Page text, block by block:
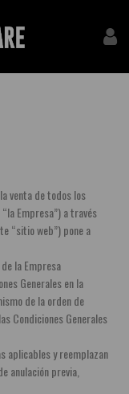
venta de todos los
Empresa”) a través
“sitio web”) pone a
la Empresa
Generales en la
de la orden de
Condiciones Generales
aplicables y reemplazan
anulación previa,